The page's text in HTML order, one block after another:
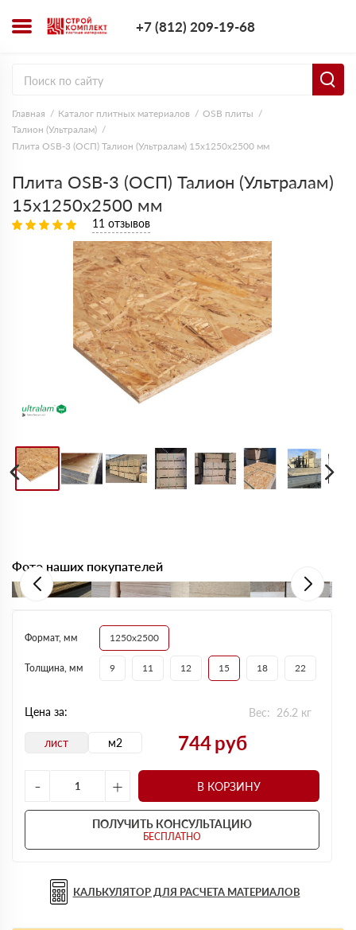
+7 (812) 209-19-68
Главная Каталог плитных материалов
OSB плиты
Талион (Ультралам)
Плита OSB-3 (ОСП) Талион (Ультралам) 15х1250х2500 мм
Плита OSB-3 (ОСП) Талион (Ультралам)
15х1250х2500 мм
11 отзывов
Фото наших покупателей
Формат, мм 1250х2500
Толщина, мм 9 11 12 15 18 22
Цена за: Вес: 26.2 кг
лист м2 744руб
-
+ В КОРЗИНУ
ПОЛУЧИТЬ КОНСУЛЬТАЦИЮ
БЕСПЛАТНО
КАЛЬКУЛЯТОР ДЛЯ РАСЧЕТА МАТЕРИАЛОВ